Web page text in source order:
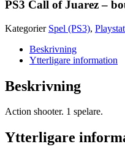
PS3 Call of Juarez –
Kategorier Spel (PS3),
Beskrivning
Ytterligare information
Beskrivning
Action shooter. 1 spelare.
Ytterligare